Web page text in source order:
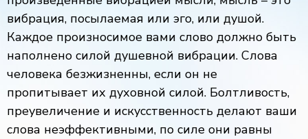
вибрация, посылаемая или эго, или душой.
Каждое произносимое вами слово должно быть
наполнено силой душевной вибрации. Слова
человека безжизненны, если он не
пропитывает их духовной силой. Болтливость,
преувеличение и искусственность делают ваши
слова неэффективными, по силе они равны